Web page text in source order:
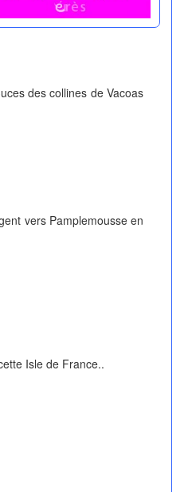
des collines de Vacoas
vers Pamplemousse en
Isle de France..